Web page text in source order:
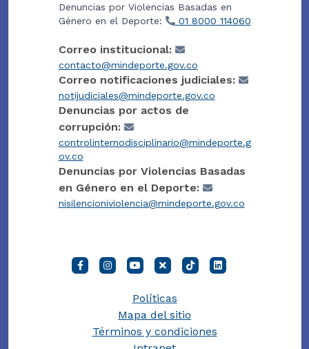
Denuncias por Violencias Basadas en
Género en el Deporte:
01 8000 114060
Correo institucional:
contacto@mindeporte.gov.co
Correo notificaciones judiciales:
notijudiciales@mindeporte.gov.co
Denuncias por actos de
corrupción:
controlinternodisciplinario@mindeporte.g
ov.co
Denuncias por Violencias Basadas
en Género en el Deporte:
nisilencioniviolencia@mindeporte.gov.co
Políticas
Mapa del sitio
Términos y condiciones